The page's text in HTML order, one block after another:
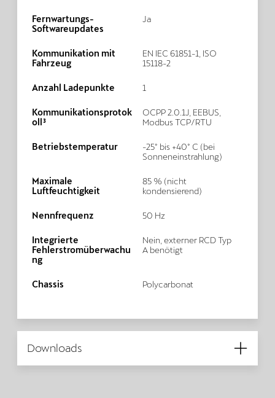
Fernwartungs-
Softwareupdates
Ja
Kommunikation mit
Fahrzeug
EN IEC 61851-1, ISO
15118-2
Anzahl Ladepunkte 1
Kommunikationsprotok
oll³
OCPP 2.0.1J, EEBUS,
Modbus TCP/RTU
Betriebstemperatur
-25° bis +40° C (bei
Sonneneinstrahlung)
Maximale
Luftfeuchtigkeit
85 % (nicht
kondensierend)
Nennfrequenz 50 Hz
Integrierte
Fehlerstromüberwachu
ng
Nein, externer RCD Typ
A benötigt
Chassis Polycarbonat
Downloads